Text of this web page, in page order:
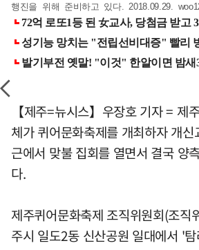
행진을 위해 준비하고 있다. 2018.09.29.
【제주=뉴시스】우장호 기자 = 제
체가 퀴어문화축제를 개최하자 개
근에서 맞불 집회를 열면서 결국 양
다.
제주퀴어문화축제 조직위원회(조직
주시 일도2동 신산공원 일대에서 '